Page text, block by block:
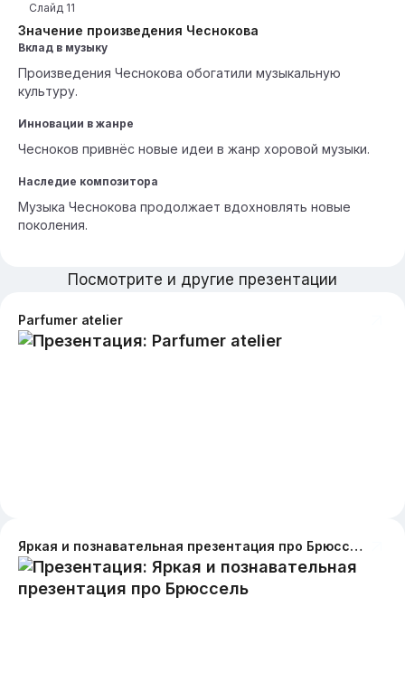
Значение произведения Чеснокова
Слайд 11
Вклад в музыку
Произведения Чеснокова обогатили музыкальную
культуру.
Инновации в жанре
Чесноков привнёс новые идеи в жанр хоровой музыки.
Наследие композитора
Музыка Чеснокова продолжает вдохновлять новые
поколения.
Посмотрите и другие презентации
Parfumer atelier
Яркая и познавательная презентация про Брюссель